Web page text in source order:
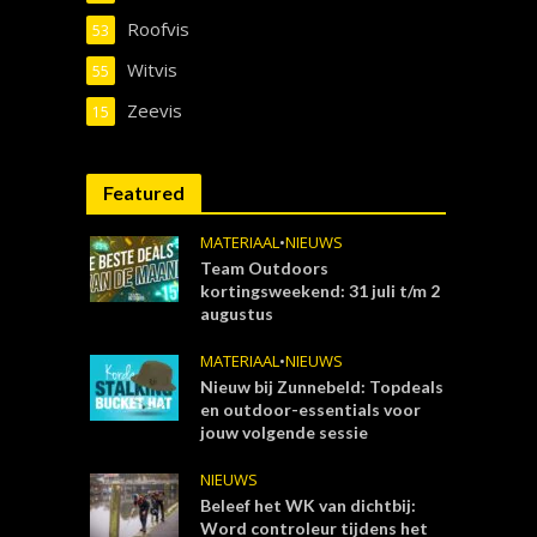
Roofvis
53
Witvis
55
Zeevis
15
Featured
MATERIAAL•NIEUWS
Team Outdoors
kortingsweekend: 31 juli t/m 2
augustus
MATERIAAL•NIEUWS
Nieuw bij Zunnebeld: Topdeals
en outdoor-essentials voor
jouw volgende sessie
NIEUWS
Beleef het WK van dichtbij:
Word controleur tijdens het